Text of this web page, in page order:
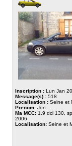
Inscription : Lun Jan
Message(s) : 518
Localisation : Seine et
Prenom: Jon
Ma MCC: 1.9 dci 130,
2006
Localisation: Seine et